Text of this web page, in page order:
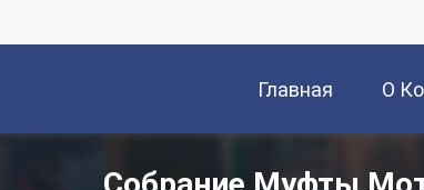
Главная
Страница
О